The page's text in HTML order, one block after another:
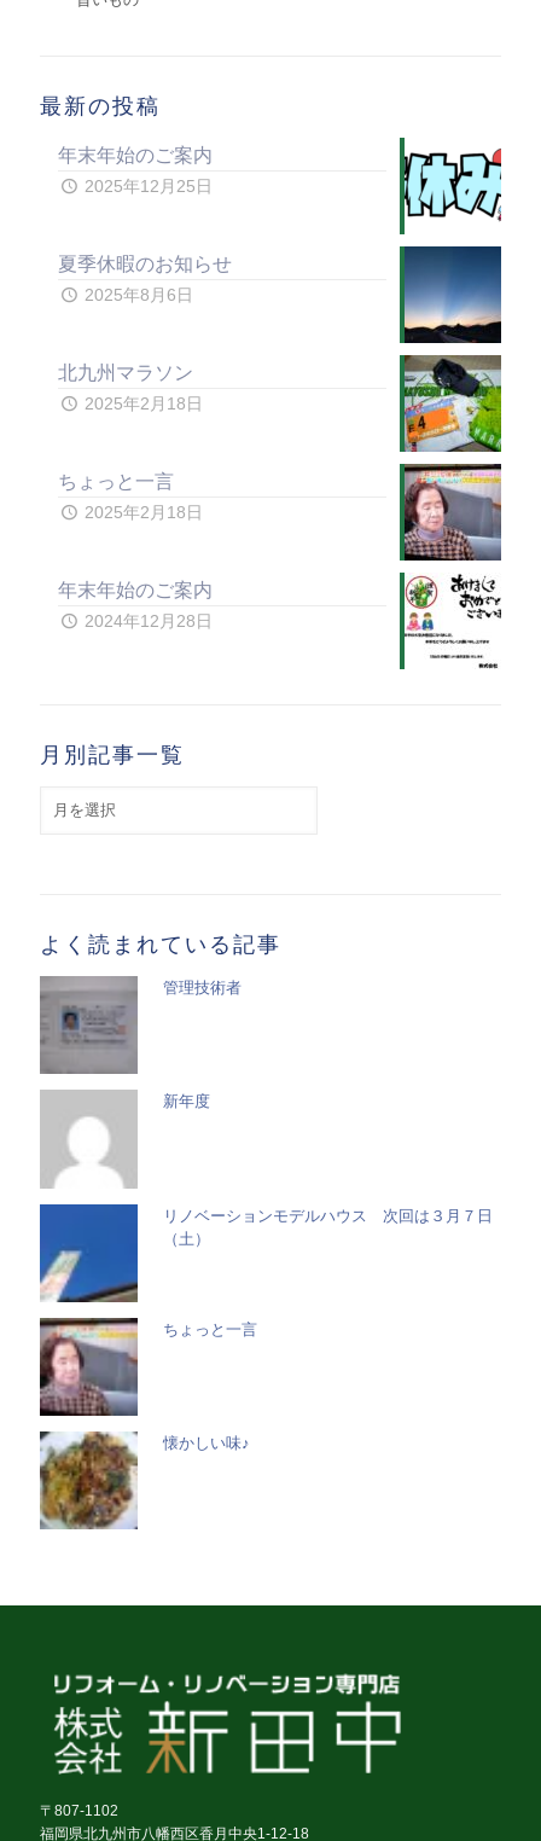
最新の投稿
年末年始のご案内
2025年12月25日
夏季休暇のお知らせ
2025年8月6日
北九州マラソン
2025年2月18日
ちょっと一言
2025年2月18日
年末年始のご案内
2024年12月28日
月別記事一覧
よく読まれている記事
管理技術者
新年度
リノベーションモデルハウス 次回は３月７日
（土）
ちょっと一言
懐かしい味♪
〒807-1102
福岡県北九州市八幡西区香月中央1-12-18